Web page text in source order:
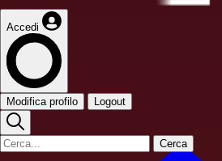
Accedi
Modifica profilo Logout
Cerca